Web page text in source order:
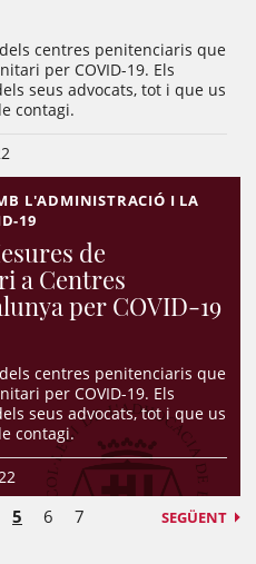
centres penitenciaris que
per COVID-19. Els
seus advocats, tot i que us
contagi.
L'ADMINISTRACIÓ I LA
19
de
a Centres
per COVID-19
centres penitenciaris que
per COVID-19. Els
seus advocats, tot i que us
contagi.
5 6 7 SEGÜENT